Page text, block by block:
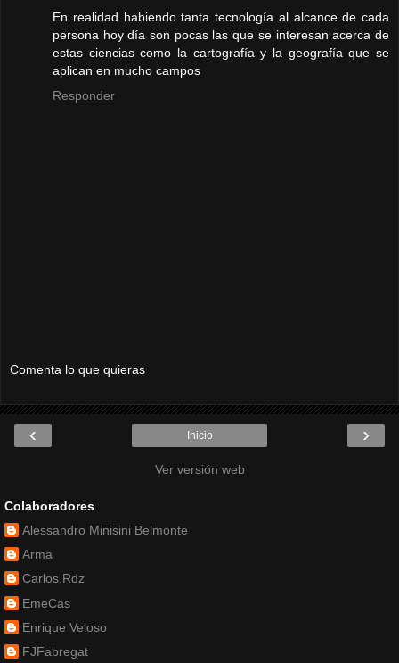
En realidad habiendo tanta tecnología al alcance de cada
persona hoy día son pocas las que se interesan acerca de
estas ciencias como la cartografía y la geografía que se
aplican en mucho campos
Responder
Comenta lo que quieras
‹ ›
Inicio
Ver versión web
Colaboradores
Alessandro Minisini Belmonte
Arma
Carlos.Rdz
EmeCas
Enrique Veloso
FJFabregat